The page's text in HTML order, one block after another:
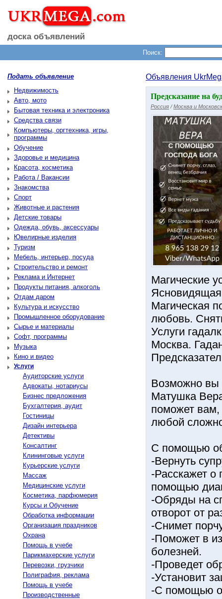
доска объявлений
Поиск:
Подать объявление
Недвижимость
Авто, мото
Бытовая техника и электроника
Средства связи
Компьютеры, оргтехника, игры,
программы
Обучение
Здоровье и медицина
Красота, косметика
Работа / Вакансии
Знакомства
Спорт
Животные и растения
Детские товары
Одежда, обувь, аксессуары
Ювелирные изделия
Туризм
Мебель, интерьер, посуда
Строительство и ремонт
Реклама и Интернет
Продукты питания, алкоголь
Отдам даром
Культура и искусство
Промышленное оборудование
Сырье и материалы
Софт, программы
Музыка
Кино и видео
Услуги
Аудиторские услуги
Адвокаты, нотариусы
Бизнес предложения
Бухгалтерия, аудит
Гостиницы
Дизайн интерьера
Детективы
Консалтинг
Клининговые услуги
Курьерские услуги
Массаж
Медицинские услуги
Косметика, парфюмерия
Курсы и Обучение
Обработка информации
Организация праздников
Охрана
Помощь в учебе
Парикмахерские услуги
Перевозки, грузчики
Полиграфия, реклама
Помощь в учебе
Производственные
Объявления
Предсказание на
Россия /Москва и
Магические
Магическая
любовь.
Услуги
Москва.
Возможно вы
Матушка
поможет
любой
С помощью
-Вернуть
-Расскажет
помощью
-Обряды на
отворот от
-Снимет
-Поможет в
болезней.
-Проведет
-Установит
-С помощью